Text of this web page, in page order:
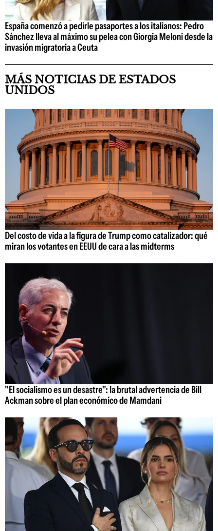
España comenzó a pedirle pasaportes a los italianos: Pedro
Sánchez lleva al máximo su pelea con Giorgia Meloni desde la
invasión migratoria a Ceuta
MÁS NOTICIAS DE ESTADOS
UNIDOS
Del costo de vida a la figura de Trump como catalizador: qué
miran los votantes en EEUU de cara a las midterms
"El socialismo es un desastre": la brutal advertencia de Bill
Ackman sobre el plan económico de Mamdani